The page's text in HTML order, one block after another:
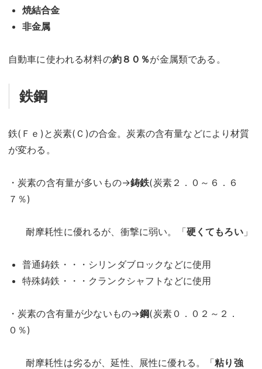
焼結合金
非金属
自動車に使われる材料の約８０％が金属類である。
鉄鋼
鉄(Ｆｅ)と炭素(Ｃ)の合金。炭素の含有量などにより材質
が変わる。
・炭素の含有量が多いもの→鋳鉄(炭素２．０～６．６
７％)
耐摩耗性に優れるが、衝撃に弱い。「硬くてもろい」
普通鋳鉄・・・シリンダブロックなどに使用
特殊鋳鉄・・・クランクシャフトなどに使用
・炭素の含有量が少ないもの→鋼(炭素０．０２～２．
０％)
耐摩耗性は劣るが、延性、展性に優れる。「粘り強